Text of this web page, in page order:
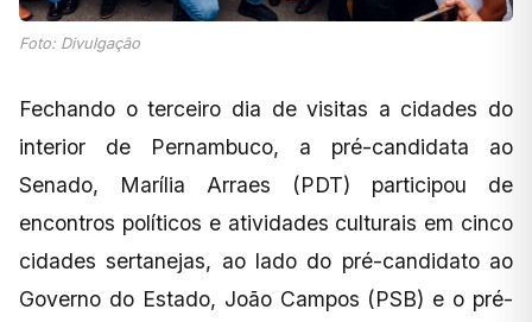
Foto: Divulgação
Fechando o terceiro dia de visitas a cidades do
interior de Pernambuco, a pré-candidata ao
Senado, Marília Arraes (PDT) participou de
encontros políticos e atividades culturais em cinco
cidades sertanejas, ao lado do pré-candidato ao
Governo do Estado, João Campos (PSB) e o pré-